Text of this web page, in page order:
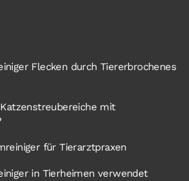
Flecken durch Tiererbrochenes
mit
für Tierarztpraxen
in Tierheimen verwendet